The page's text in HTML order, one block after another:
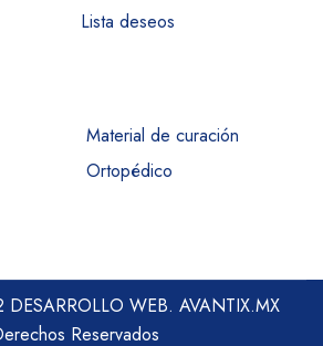
Lista deseos
Material de curación
Ortopédico
WEB. AVANTIX.MX
Reservados